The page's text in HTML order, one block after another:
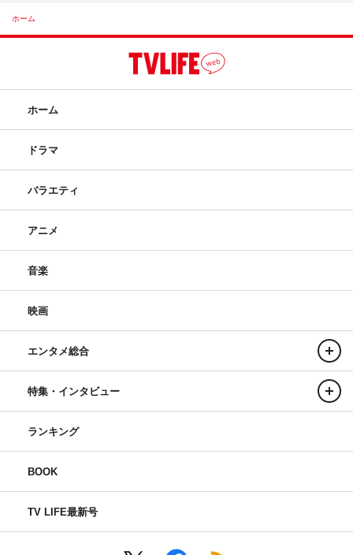
ホーム
ホーム
ドラマ
バラエティ
アニメ
音楽
映画
エンタメ総合
特集・インタビュー
ランキング
BOOK
TV LIFE最新号